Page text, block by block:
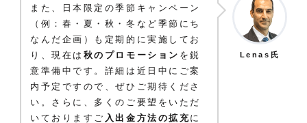
また、日本限定の季節キャンペーン
（例：春・夏・秋・冬など季節にち
なんだ企画）も定期的に実施してお
り、現在は 秋のプロモーション を鋭
意準備中です。詳細は近日中にご案
内予定ですので、ぜひご期待くださ
い。さらに、多くのご要望をいただ
いておりますご 入出金方法の拡充に
Lenas氏